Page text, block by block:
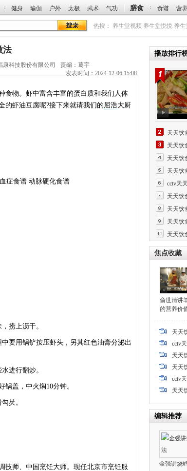
健身 瑜伽 户外 太极 武术 气功 膳食 食谱 营
热搜： 养生堂视频 养生堂悦悦 养生
法
康科技股份有限公司
责编：葛宇
发表时间：2024-12-06 15:08
物。虾中富含丰富的蛋白质和我们人体
的虾油豆腐呢?接下来就请我们的屈浩大厨
症食谱 动脉硬化食谱
捞上沥干。
用锅铲按压虾头，另其红色油膏分泌出
进行翻炒。
盖，中火焖10分钟。
芡。
师、中国烹饪大师。现任北京市烹饪服
播放排行
天天饮
天天饮
天天饮
天天饮
cctv天
天天饮
天天饮
天天饮
天天饮
焦点收藏
俞世清讲
的营养价
天天
cctv
天天
天天
cctv
天天
编辑推荐
金强讲烧